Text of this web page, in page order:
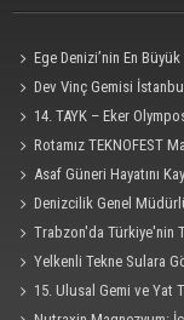
Ege Denizi’nin En
Dev Vinç Gemisi
14. TAYK – Eker
Rotamız TEKNOFEST
Asaf Güneri Hayatını
Denizcilik Genel
Saldırısına Uğradı"
Trabzon'da Türkiye'nin
Yelkenli Tekne Sulara
15. Ulusal Gemi ve Yat